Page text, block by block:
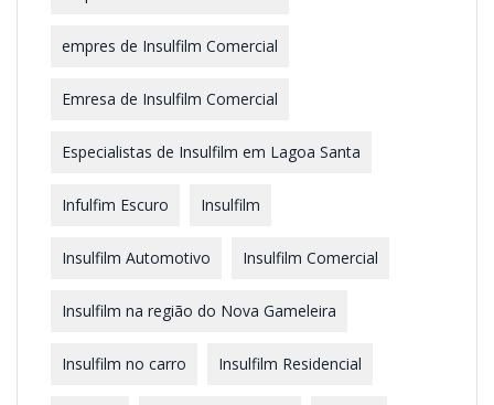
empres de Insulfilm Comercial
Emresa de Insulfilm Comercial
Especialistas de Insulfilm em Lagoa Santa
Infulfim Escuro Insulfilm
Insulfilm Automotivo Insulfilm Comercial
Insulfilm na região do Nova Gameleira
Insulfilm no carro Insulfilm Residencial